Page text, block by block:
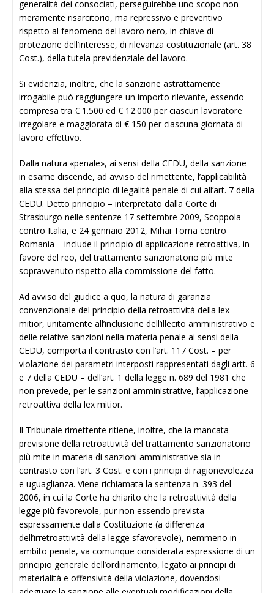
generalità dei consociati, perseguirebbe uno scopo non
meramente risarcitorio, ma repressivo e preventivo
rispetto al fenomeno del lavoro nero, in chiave di
protezione dell’interesse, di rilevanza costituzionale (art. 38
Cost.), della tutela previdenziale del lavoro.
Si evidenzia, inoltre, che la sanzione astrattamente
irrogabile può raggiungere un importo rilevante, essendo
compresa tra € 1.500 ed € 12.000 per ciascun lavoratore
irregolare e maggiorata di € 150 per ciascuna giornata di
lavoro effettivo.
Dalla natura «penale», ai sensi della CEDU, della sanzione
in esame discende, ad avviso del rimettente, l’applicabilità
alla stessa del principio di legalità penale di cui all’art. 7 della
CEDU. Detto principio – interpretato dalla Corte di
Strasburgo nelle sentenze 17 settembre 2009, Scoppola
contro Italia, e 24 gennaio 2012, Mihai Toma contro
Romania – include il principio di applicazione retroattiva, in
favore del reo, del trattamento sanzionatorio più mite
sopravvenuto rispetto alla commissione del fatto.
Ad avviso del giudice a quo, la natura di garanzia
convenzionale del principio della retroattività della lex
mitior, unitamente all’inclusione dell’illecito amministrativo e
delle relative sanzioni nella materia penale ai sensi della
CEDU, comporta il contrasto con l’art. 117 Cost. – per
violazione dei parametri interposti rappresentati dagli artt. 6
e 7 della CEDU – dell’art. 1 della legge n. 689 del 1981 che
non prevede, per le sanzioni amministrative, l’applicazione
retroattiva della lex mitior.
Il Tribunale rimettente ritiene, inoltre, che la mancata
previsione della retroattività del trattamento sanzionatorio
più mite in materia di sanzioni amministrative sia in
contrasto con l’art. 3 Cost. e con i principi di ragionevolezza
e uguaglianza. Viene richiamata la sentenza n. 393 del
2006, in cui la Corte ha chiarito che la retroattività della
legge più favorevole, pur non essendo prevista
espressamente dalla Costituzione (a differenza
dell’irretroattività della legge sfavorevole), nemmeno in
ambito penale, va comunque considerata espressione di un
principio generale dell’ordinamento, legato ai principi di
materialità e offensività della violazione, dovendosi